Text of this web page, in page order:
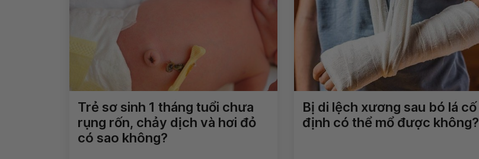
Trẻ sơ sinh 1 tháng tuổi chưa
rụng rốn, chảy dịch và hơi đỏ
có sao không?
Bị di lệch xương sau bó lá cố
định có thể mổ được không?